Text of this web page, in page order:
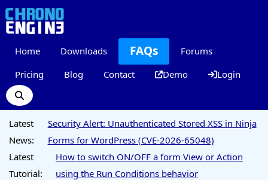
Home Downloads FAQs
Forums
Pricing
Blog Contact Demo Login
Latest
News:
Security Alert: Unauthenticated Stored XSS in Ninja
Forms for WordPress (CVE-2026-65048)
Latest
Tutorial:
How to switch ON/OFF a form View or Action
using the Run Conditions behavior